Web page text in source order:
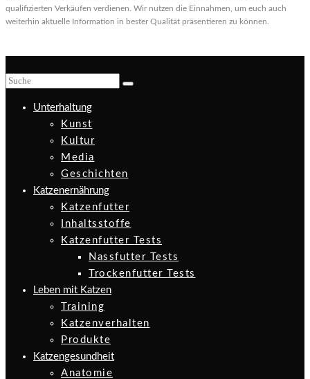
qualifizierten Verkäufen verdienen. Wir nutzen die Einnahmen, um euch auch
weiterhin aktuelle Information in bester Qualität präsentieren zu können.
Unterhaltung
Kunst
Kultur
Media
Geschichten
Katzenernährung
Katzenfutter
Inhaltsstoffe
Katzenfutter Tests
Nassfutter Tests
Trockenfutter Tests
Leben mit Katzen
Training
Katzenverhalten
Produkte
Katzengesundheit
Anatomie